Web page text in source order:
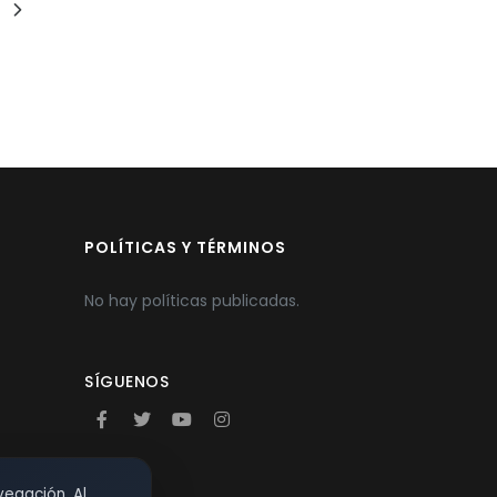
POLÍTICAS Y TÉRMINOS
No hay políticas publicadas.
SÍGUENOS